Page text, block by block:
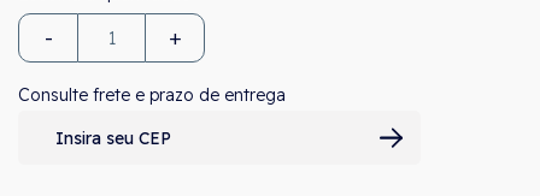
- +
Consulte frete e prazo de entrega